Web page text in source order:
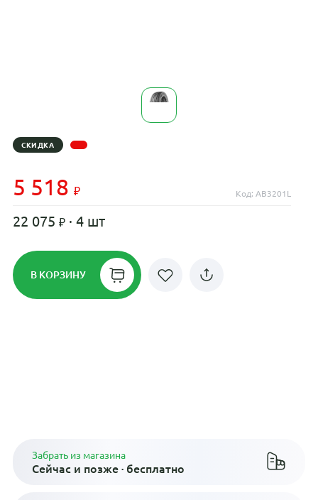
СКИДКА
5 518 Код: AB3201L
22 075 · 4 шт
В КОРЗИНУ
Забрать из магазина
Сейчас и позже · бесплатно